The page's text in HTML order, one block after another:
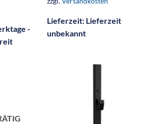
-
Lieferzeit: Lieferzeit
unbekannt